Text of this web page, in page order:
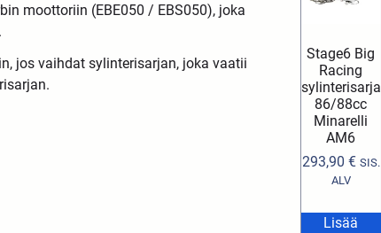
Stage6 Big
Racing
sylinterisarja
86/88cc
Minarelli
AM6
293,90 € SIS.
ALV
Lisää
moottoriin (EBE050 / EBS050), joka
jos vaihdat sylinterisarjan, joka vaatii